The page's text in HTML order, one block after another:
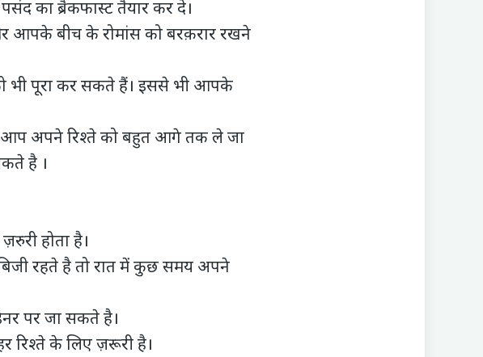
का ब्रैकफास्ट तैयार कर दे।
बीच के रोमांस को बरक़रार रखने
भी पूरा कर सकते हैं। इससे भी आपके
आप अपने रिश्ते को बहुत आगे तक ले जा
है ।
होता है।
रहते है तो रात में कुछ समय अपने
पर जा सकते है।
रिश्ते के लिए ज़रूरी है।